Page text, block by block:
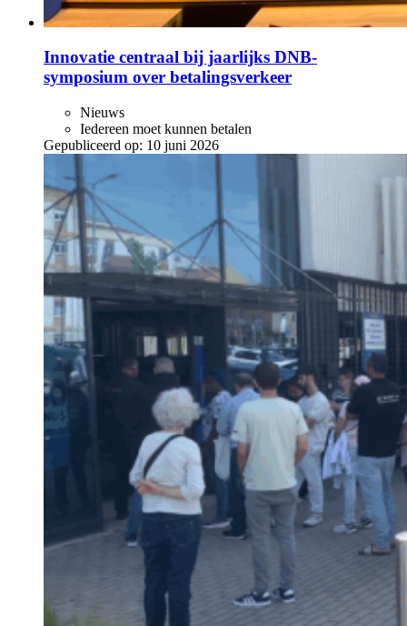
Innovatie centraal bij jaarlijks DNB-
symposium over betalingsverkeer
Nieuws
Iedereen moet kunnen betalen
Gepubliceerd op: 10 juni 2026